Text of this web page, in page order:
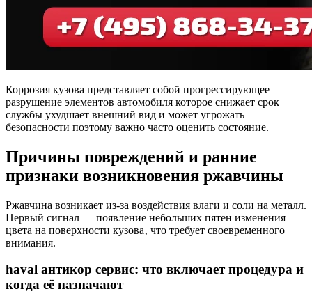
Коррозия кузова представляет собой прогрессирующее
разрушение элементов автомобиля которое снижает срок
службы ухудшает внешний вид и может угрожать
безопасности поэтому важно часто оценить состояние.
Причины повреждений и ранние
признаки возникновения ржавчины
Ржавчина возникает из-за воздействия влаги и соли на металл.
Первый сигнал — появление небольших пятен изменения
цвета на поверхности кузова‚ что требует своевременного
внимания.
haval антикор сервис: что включает процедура и
когда её назначают